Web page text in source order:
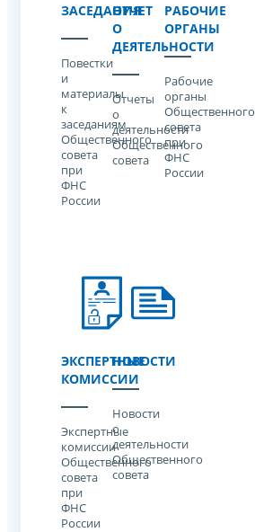
ЗАСЕДАНИЯ
Повестки
и
материалы
к
заседаниям
Общественного
совета
при
ФНС
России
ОТЧЕТ
О
ДЕЯТЕЛЬНОСТИ
Отчеты
о
деятельности
Общественного
совета
РАБОЧИЕ
ОРГАНЫ
Рабочие
органы
Общественного
совета
при
ФНС
России
ЭКСПЕРТНЫЕ
КОМИССИИ
Экспертные
комиссии
Общественного
совета
при
ФНС
России
НОВОСТИ
Новости
о
деятельности
Общественного
совета